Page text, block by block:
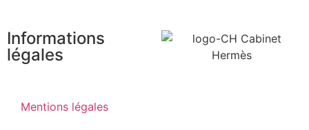
Informations
légales
Mentions légales